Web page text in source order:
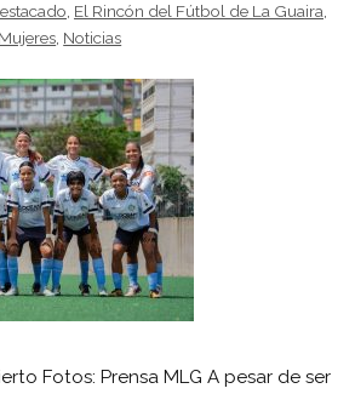
, El Rincón del Fútbol de La Guaira,
Noticias
Fotos: Prensa MLG A pesar de ser